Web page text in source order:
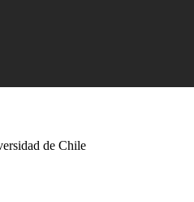
de Chile